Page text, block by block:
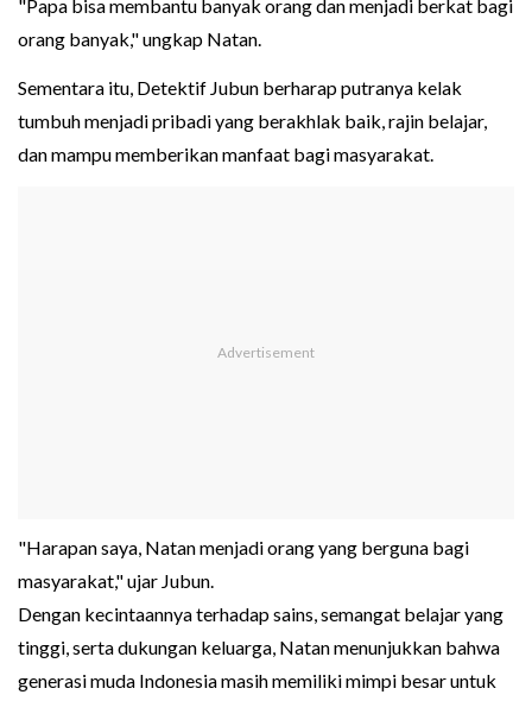
"Papa bisa membantu banyak orang dan menjadi berkat bagi
orang banyak," ungkap Natan.
Sementara itu, Detektif Jubun berharap putranya kelak
tumbuh menjadi pribadi yang berakhlak baik, rajin belajar,
dan mampu memberikan manfaat bagi masyarakat.
"Harapan saya, Natan menjadi orang yang berguna bagi
masyarakat," ujar Jubun.
Dengan kecintaannya terhadap sains, semangat belajar yang
tinggi, serta dukungan keluarga, Natan menunjukkan bahwa
generasi muda Indonesia masih memiliki mimpi besar untuk